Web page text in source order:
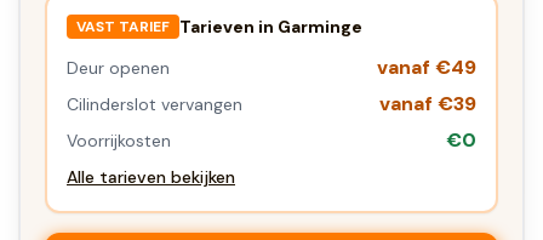
VAST TARIEF Tarieven in Garminge
Deur openen
vanaf €49
Cilinderslot vervangen vanaf €39
Voorrijkosten €0
Alle tarieven bekijken